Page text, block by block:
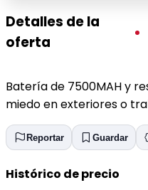
Detalles de la
oferta
Batería de 7500MAH y
miedo en exteriores o
Reportar Guardar
Histórico de precio